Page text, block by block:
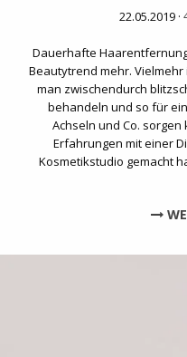
22.05.2019 ·
Dauerhafte
Beautytrend mehr.
man zwischendurch
behandeln und so für
Achseln und Co.
Erfahrungen mit einer
Kosmetikstudio gemacht